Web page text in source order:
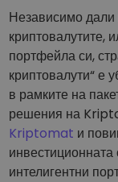
Независимо дали
криптовалутите,
портфейла си,
криптовалути“ е
в рамките на
решения на
Kriptomat и
интелигентни